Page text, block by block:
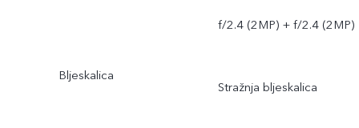
f/2.4 (2MP) + f/2.4 (2MP)
Bljeskalica
Stražnja bljeskalica